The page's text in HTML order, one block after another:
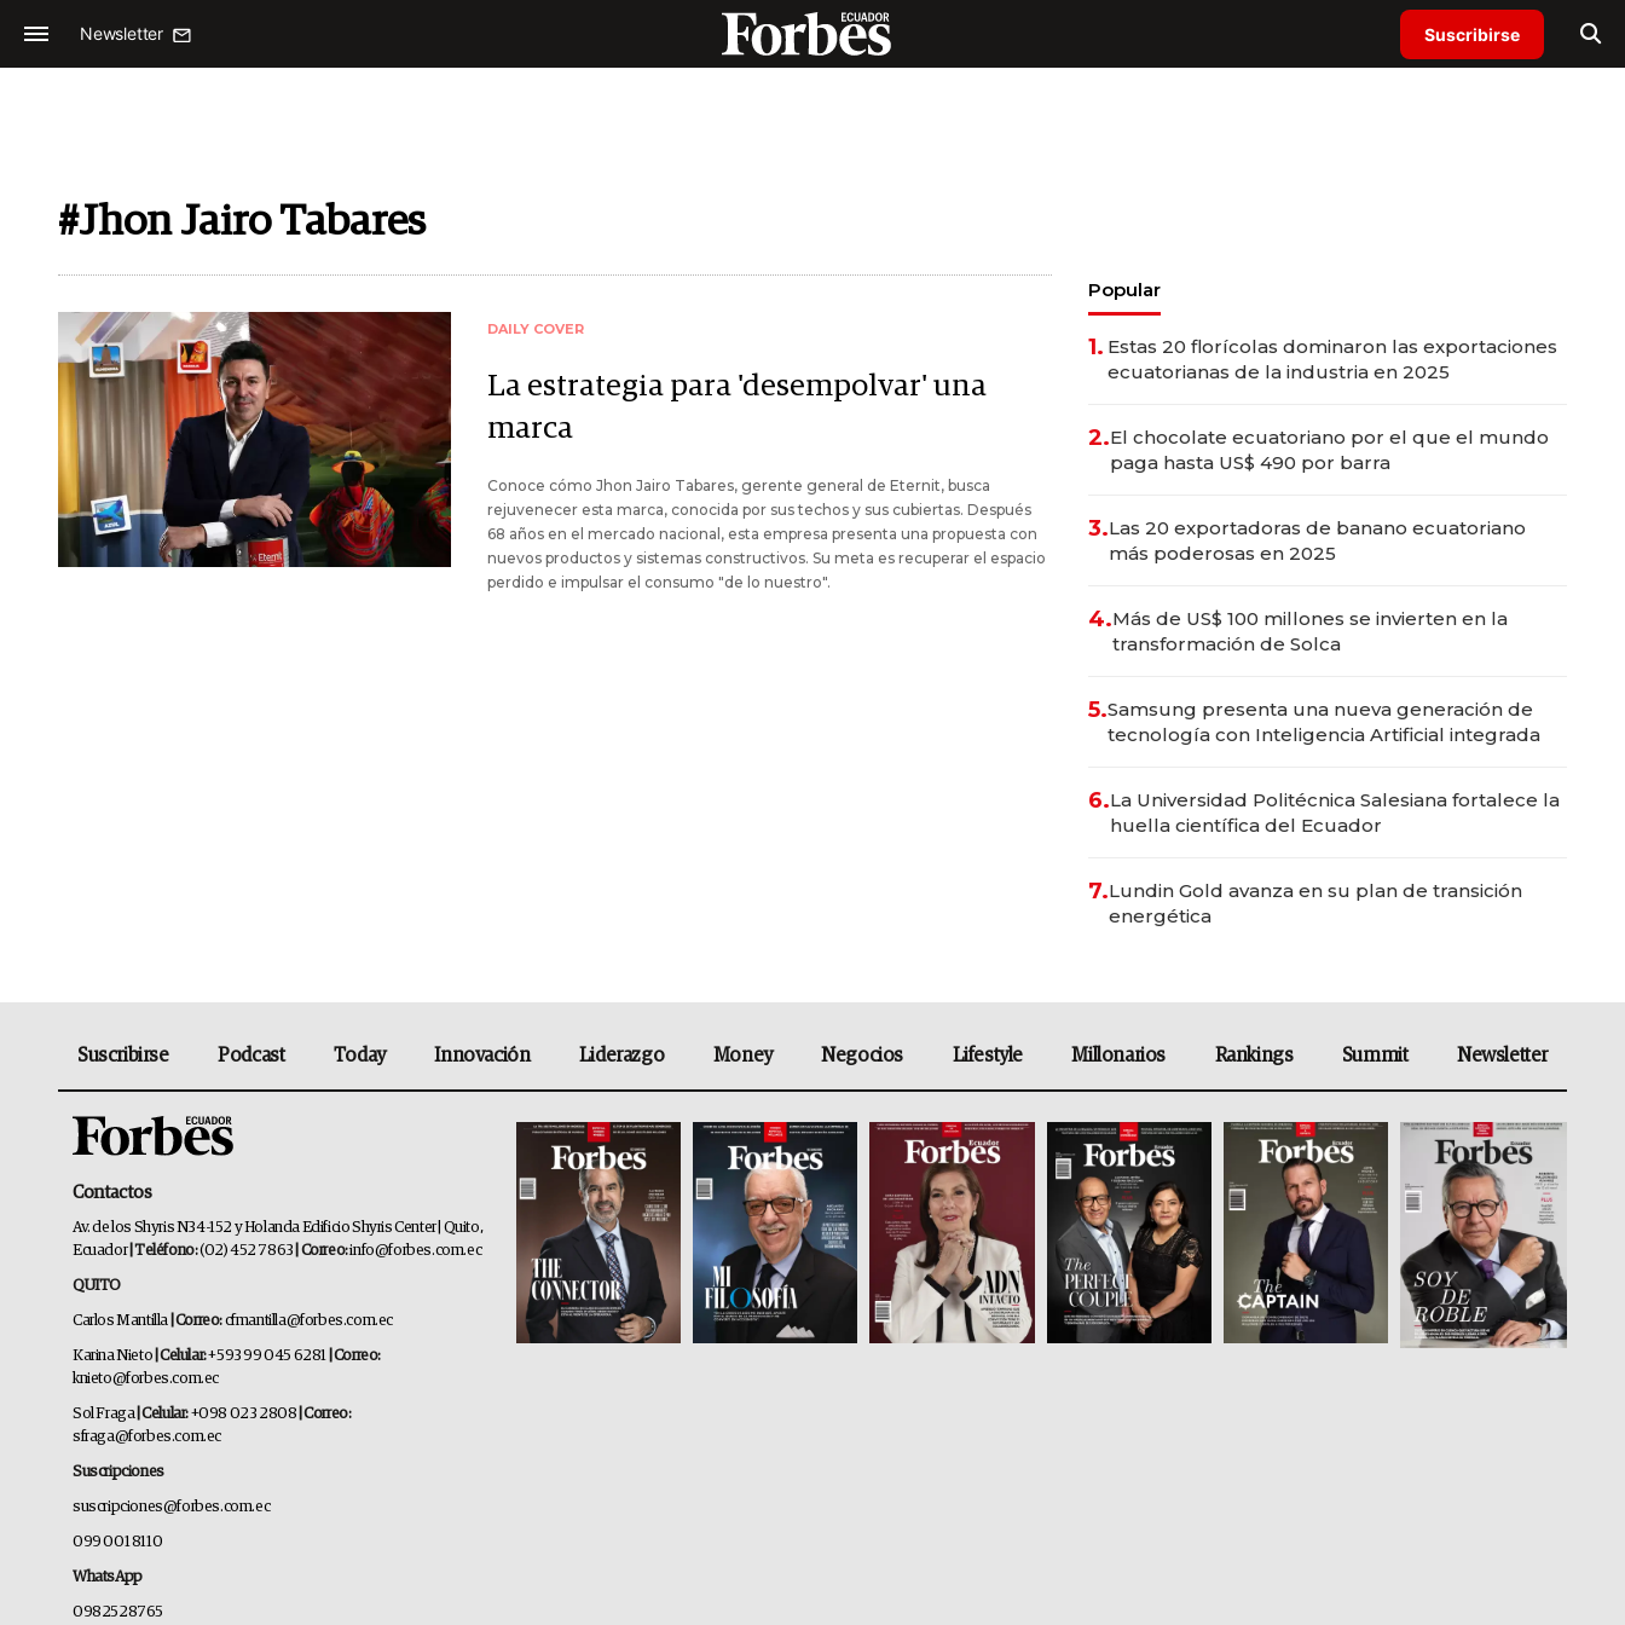
Newsletter Suscribirse
#Jhon Jairo Tabares
DAILY COVER
La estrategia para 'desempolvar' una
marca
Conoce cómo Jhon Jairo Tabares, gerente general de Eternit, busca
rejuvenecer esta marca, conocida por sus techos y sus cubiertas. Después
68 años en el mercado nacional, esta empresa presenta una propuesta con
nuevos productos y sistemas constructivos. Su meta es recuperar el espacio
perdido e impulsar el consumo "de lo nuestro".
Popular
1. Estas 20 florícolas dominaron las exportaciones
ecuatorianas de la industria en 2025
2.El chocolate ecuatoriano por el que el mundo
paga hasta US$ 490 por barra
3.Las 20 exportadoras de banano ecuatoriano
más poderosas en 2025
4.Más de US$ 100 millones se invierten en la
transformación de Solca
5.Samsung presenta una nueva generación de
tecnología con Inteligencia Artificial integrada
6.La Universidad Politécnica Salesiana fortalece la
huella científica del Ecuador
7.Lundin Gold avanza en su plan de transición
energética
Suscribirse Podcast Today Innovación Liderazgo Money Negocios Lifestyle Millonarios Rankings Summit Newsletter
Contactos
Av. de los Shyris N34-152 y Holanda Edificio Shyris Center | Quito,
Ecuador | Teléfono:(02) 452 7863 | Correo:info@forbes.com.ec
QUITO
Carlos Mantilla | Correo:cfmantilla@forbes.com.ec
Karina Nieto | Celular:+593 99 045 6281 | Correo:
knieto@forbes.com.ec
Sol Fraga| Celular:+098 023 2808 | Correo:
sfraga@forbes.com.ec
Suscripciones
suscripciones@forbes.com.ec
099 001 8110
WhatsApp
0982528765